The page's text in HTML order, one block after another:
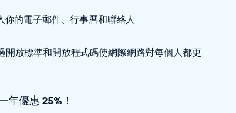
你的電子郵件、行事曆和聯絡人
開放標準和開放程式碼使網際網路對每個人都更
年優惠 25%！